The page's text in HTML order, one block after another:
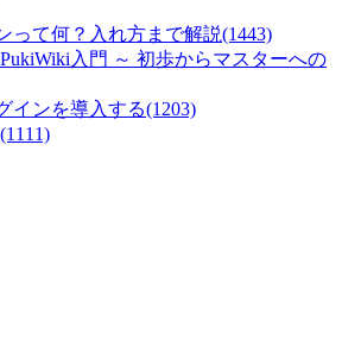
って何？入れ方まで解説(1443)
PukiWiki入門 ～ 初歩からマスターへの
インを導入する(1203)
(1111)